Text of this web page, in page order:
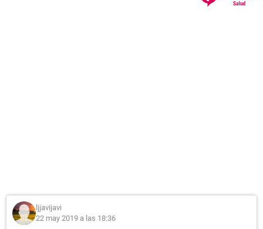
ljjavijavi
22 may 2019 a las 18:36